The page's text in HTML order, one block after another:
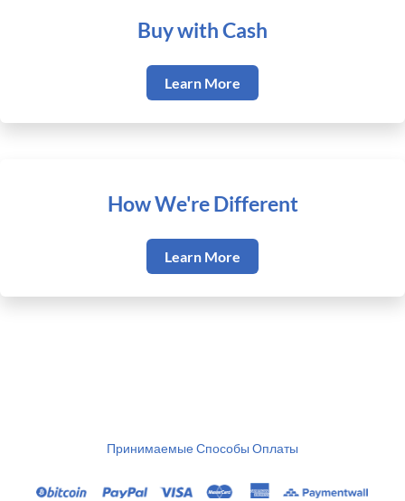
Buy with Cash
Learn More
How We're Different
Learn More
Принимаемые Способы Оплаты